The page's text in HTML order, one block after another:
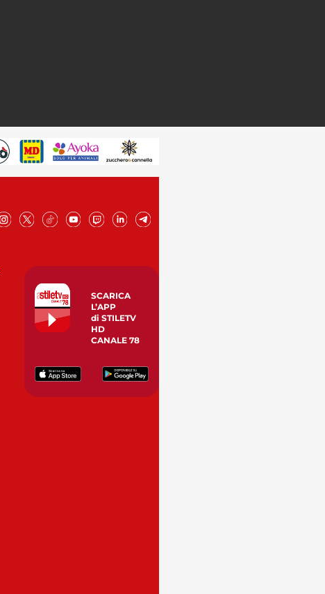
SCARICA
L’APP
di STILETV
HD
CANALE 78